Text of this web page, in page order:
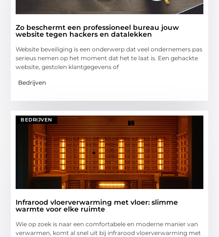
Zo beschermt een professioneel bureau jouw
website tegen hackers en datalekken
Website beveiliging is een onderwerp dat veel ondernemers pas
serieus nemen op het moment dat het te laat is. Een gehackte
website, gestolen klantgegevens of
Bedrijven
BEDRIJVEN
Infrarood vloerverwarming met vloer: slimme
warmte voor elke ruimte
Wie op zoek is naar een comfortabele en moderne manier van
verwarmen, komt al snel uit bij infrarood vloerverwarming met